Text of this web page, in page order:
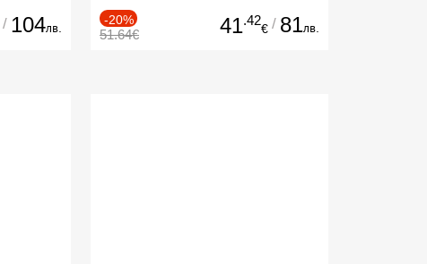
/ 104лв.
-20%
51.64€ 41.42
€ / 81лв.